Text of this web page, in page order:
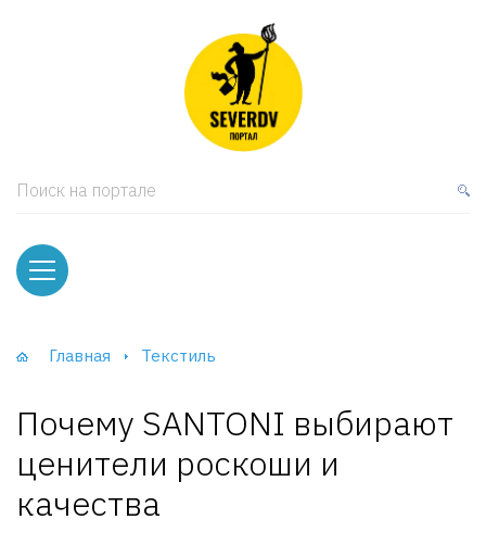
Поиск на портале
Главная Текстиль
Почему SANTONI выбирают
ценители роскоши и
качества
и тумбы